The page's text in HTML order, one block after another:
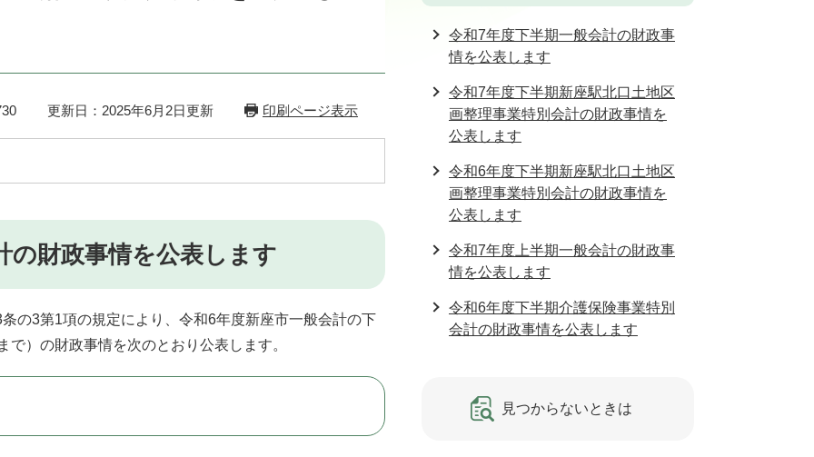
更新日：2025年6月2日更新 印刷ページ表示
の財政事情を公表します
3第1項の規定により、令和6年度新座市一般会計の下
）の財政事情を次のとおり公表します。
令和7年度下半期一般会計の財政事
情を公表します
令和7年度下半期新座駅北口土地区
画整理事業特別会計の財政事情を
公表します
令和6年度下半期新座駅北口土地区
画整理事業特別会計の財政事情を
公表します
令和7年度上半期一般会計の財政事
情を公表します
令和6年度下半期介護保険事業特別
会計の財政事情を公表します
見つからないときは